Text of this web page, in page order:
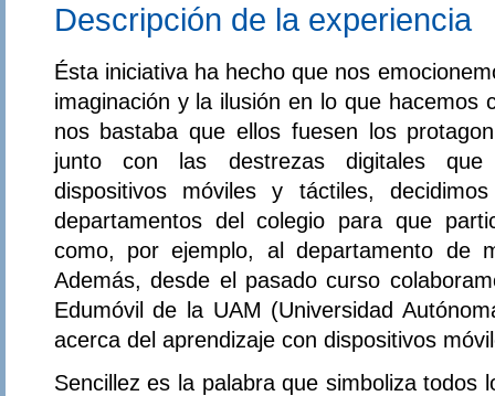
Descripción de la experiencia
Ésta iniciativa ha hecho que nos
imaginación y la ilusión en lo que hacemos
nos bastaba que ellos fuesen los
junto con las destrezas digitales que
dispositivos móviles y táctiles,
departamentos del colegio para que
como, por ejemplo, al departamento de
Además, desde el pasado curso
Edumóvil de la UAM (Universidad
acerca del aprendizaje con dispositivos
Sencillez es la palabra que simboliza todos